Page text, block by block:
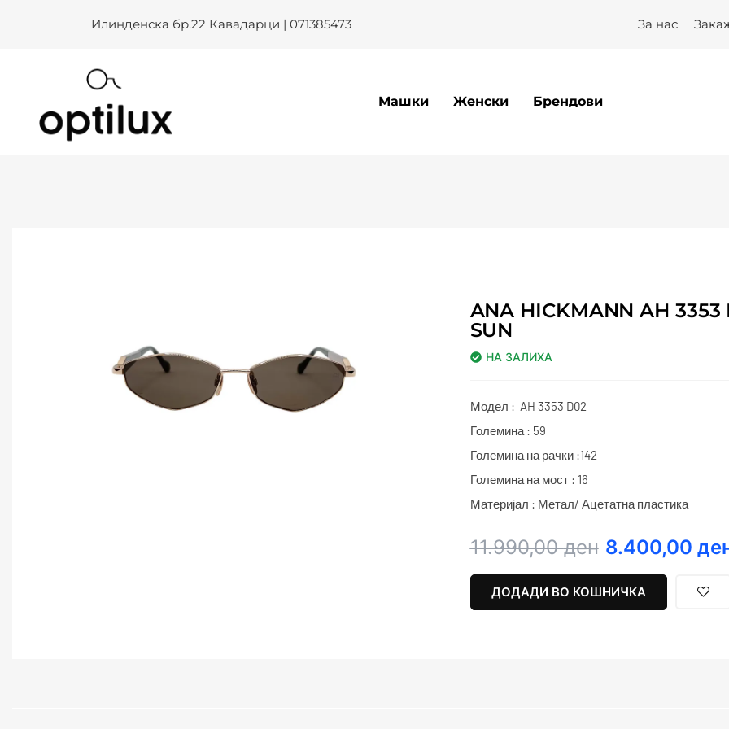
Илинденска бр.22 Кавадарци | 071385473 За нас
Машки Женски Брендови
ANA HICKMANN AH 3353
SUN
НА ЗАЛИХА
Модел : AH 3353 D02
Големина : 59
Големина на рачки :142
Големина на мост : 16
Материјал : Метал/ Ацетатна пластика
11.990,00ден
Original
was:
11.990,00 ден.
8.400,00
Current
8.400,00 ден.
ДОДАДИ ВО КОШНИЧКА